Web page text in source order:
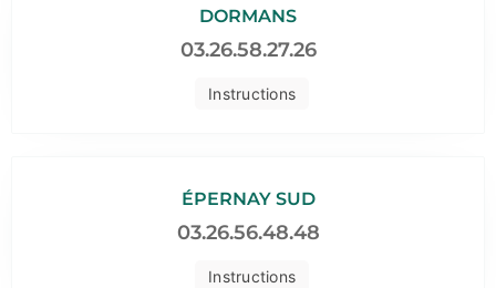
Instructions
DORMANS
03.26.58.27.26
Instructions
ÉPERNAY SUD
03.26.56.48.48